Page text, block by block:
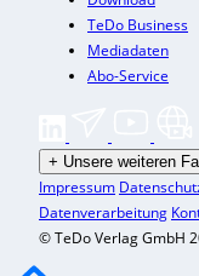
TeDo Business
Mediadaten
Abo-Service
+ Unsere weiteren
Impressum
Datenverarbeitung
© TeDo Verlag GmbH